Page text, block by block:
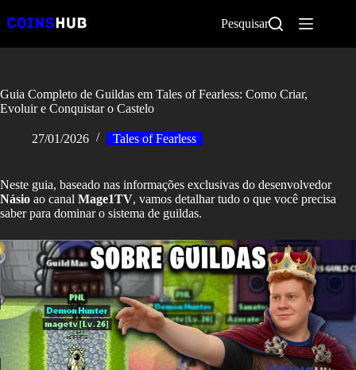
para
conteúdo
Pesquisar
Guia Completo de Guildas em Tales of Fearless: Como Criar,
Evoluir e Conquistar o Castelo
27/01/2026 Tales of Fearless
Neste guia, baseado nas informações exclusivas do desenvolvedor
Násio ao canal Mage1TV, vamos detalhar tudo o que você precisa
saber para dominar o sistema de guildas.